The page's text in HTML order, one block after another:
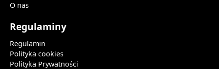
O nas
Regulaminy
Regulamin
Polityka cookies
Polityka Prywatności